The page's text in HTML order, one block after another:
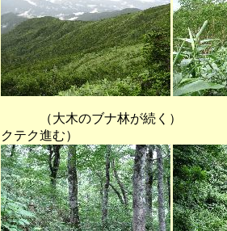
（大木のブナ林が続く） （
クテク進む）